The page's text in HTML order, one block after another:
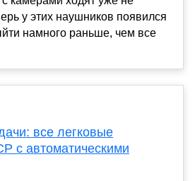
у этих наушников появился
намного раньше, чем все
все легковые
с автоматическими